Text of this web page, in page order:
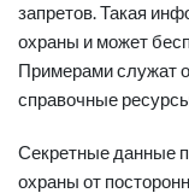
запретов. Такая
охраны и может
Примерами служат
справочные
Секретные данные
охраны от